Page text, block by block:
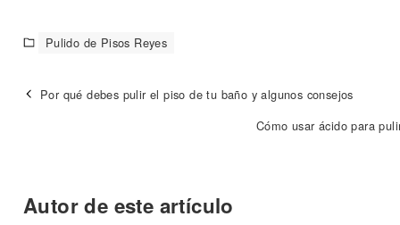
Pulido de Pisos Reyes
Por qué debes pulir el piso de tu baño y algunos consejos
Cómo usar ácido para
Autor de este artículo